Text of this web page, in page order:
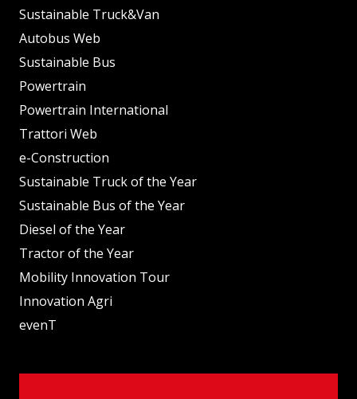
Sustainable Truck&Van
Autobus Web
Sustainable Bus
Powertrain
Powertrain International
Trattori Web
e-Construction
Sustainable Truck of the Year
Sustainable Bus of the Year
Diesel of the Year
Tractor of the Year
Mobility Innovation Tour
Innovation Agri
evenT